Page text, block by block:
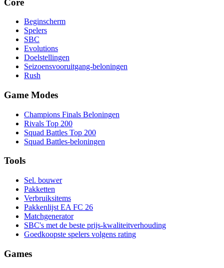
Beginscherm
Spelers
SBC
Evolutions
Doelstellingen
Seizoensvooruitgang-beloningen
Rush
Game Modes
Champions Finals Beloningen
Rivals Top 200
Squad Battles Top 200
Squad Battles-beloningen
Tools
Sel. bouwer
Pakketten
Verbruiksitems
Pakkenlijst EA FC 26
Matchgenerator
SBC's met de beste prijs-kwaliteitverhouding
Goedkoopste spelers volgens rating
Games